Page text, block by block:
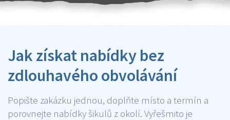
Jak získat nabídky bez
zdlouhavého obvolávání
Popište zakázku jednou, doplňte místo a termín a
porovnejte nabídky šikulů z okolí. Vyřešmito je